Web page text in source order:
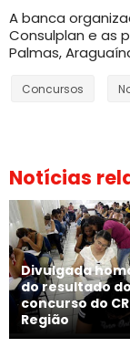
A banca
Consulplan e as
Palmas,
Concursos
Notícias
Divulgada
do resultado
concurso do
Região